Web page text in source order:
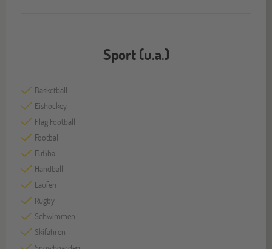
Sport (u.a.)
Basketball
Eishockey
Flag Football
Football
Fußball
Handball
Laufen
Rugby
Schwimmen
Skifahren